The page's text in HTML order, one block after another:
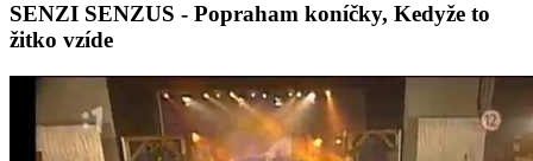
SENZI SENZUS - Popraham koníčky, Kedyže to
žitko vzíde